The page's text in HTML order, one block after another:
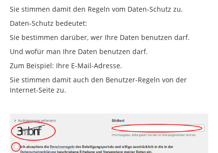
Sie stimmen damit den Regeln vom Daten-Schutz zu.
Daten-Schutz bedeutet:
Sie bestimmen darüber, wer Ihre Daten benutzen darf.
Und wofür man Ihre Daten benutzen darf.
Zum Beispiel: Ihre E-Mail-Adresse.
Sie stimmen damit auch den Benutzer-Regeln von der
Internet-Seite zu.